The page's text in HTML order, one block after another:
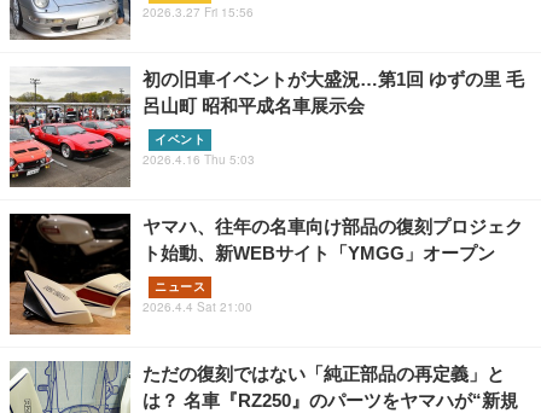
2026.3.27 Fri 15:56
初の旧車イベントが大盛況…第1回 ゆずの里 毛
呂山町 昭和平成名車展示会
イベント
2026.4.16 Thu 5:03
ヤマハ、往年の名車向け部品の復刻プロジェク
ト始動、新WEBサイト「YMGG」オープン
ニュース
2026.4.4 Sat 21:00
ただの復刻ではない「純正部品の再定義」と
は？ 名車『RZ250』のパーツをヤマハが“新規